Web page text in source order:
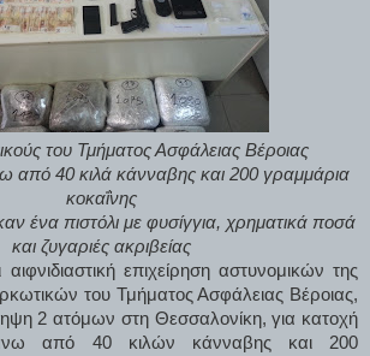
του Τμήματος Ασφάλειας Βέροιας
από 40 κιλά κάνναβης και 200 γραμμάρια
κοκαΐνης
ένα πιστόλι με φυσίγγια, χρηματικά ποσά
και ζυγαριές ακριβείας
επιχείρηση αστυνομικών της
του Τμήματος Ασφάλειας Βέροιας,
2 ατόμων στη Θεσσαλονίκη, για κατοχή
από 40 κιλών κάνναβης και 200